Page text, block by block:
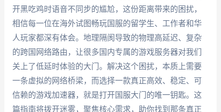
开黑吃鸡时语音不同步的尴尬，这份距离带来的困扰，
相信每一位在海外试图畅玩国服的留学生、工作者和华
人玩家都深有体会。地理隔阂导致的物理高延迟、复杂
的跨国网络路由，让很多国内专属的游戏服务器对我们
关上了低延时体验的大门。解决这个困扰，本质上需要
一条虚拟的网络桥梁，而选择一款真正高效、稳定、可
信赖的游戏加速器，就是打开国服大门的唯一钥匙。这
篇指南将拨开迷雾，聚焦核心需求，助你找到那条真正